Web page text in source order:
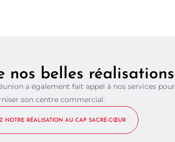
nos belles réalisations
a également fait appel à nos services pour
son centre commercial.
NOTRE RÉALISATION AU CAP SACRÉ-CŒUR